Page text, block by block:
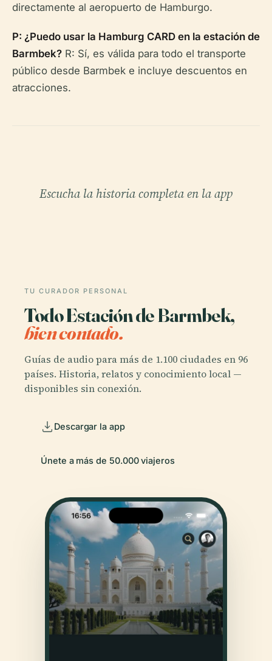
directamente al aeropuerto de Hamburgo.
P: ¿Puedo usar la Hamburg CARD en la estación de
Barmbek? R: Sí, es válida para todo el transporte
público desde Barmbek e incluye descuentos en
atracciones.
Escucha la historia completa en la app
TU CURADOR PERSONAL
Todo Estación de Barmbek,
bien contado.
Guías de audio para más de 1.100 ciudades en 96
países. Historia, relatos y conocimiento local —
disponibles sin conexión.
Descargar la app
Únete a más de 50.000 viajeros